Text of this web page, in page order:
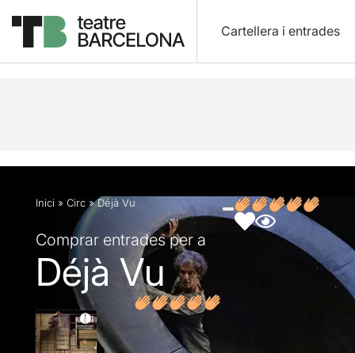
Cartellera i entrades
Descripció Fitxa artística Fotos i vídeos
Inici » Circ »Déjà Vu
Comprar entrades per a
Déjà Vu